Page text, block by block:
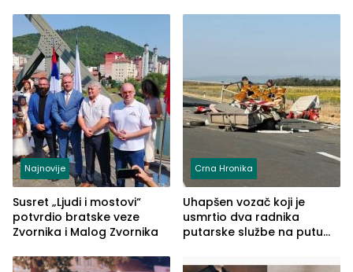
Najnovije
Susret „Ljudi i mostovi“
potvrdio bratske veze
Zvornika i Malog Zvornika
Crna Hronika
Uhapšen vozač koji je
usmrtio dva radnika
putarske službe na putu
(FOTO)